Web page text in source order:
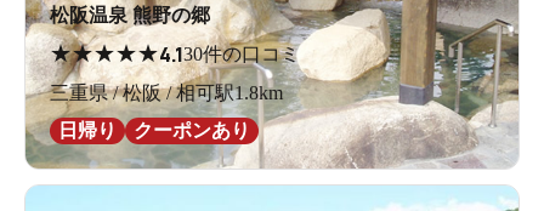
松阪温泉 熊野の郷
★★★★★4.130件の口コミ
三重県 / 松阪 / 相可駅1.8km
日帰り
クーポンあり